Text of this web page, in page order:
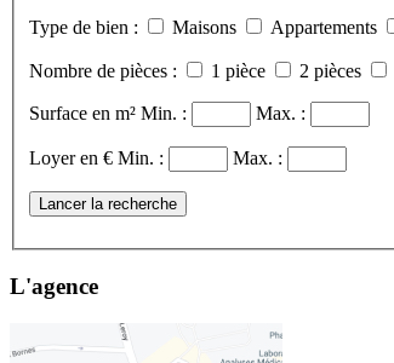
Type de bien : Maisons Appartements
Nombre de pièces : 1 pièce 2 pièces
Surface en m² Min. : Max. :
Loyer en € Min. : Max. :
Lancer la recherche
L'agence